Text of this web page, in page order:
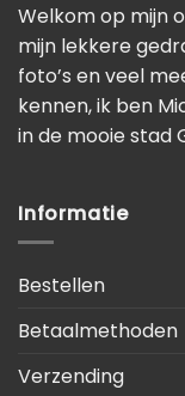
Welkom op mijn
mijn lekkere
foto’s en veel
kennen, ik ben
in de mooie stad
Informatie
Bestellen
Betaalmethoden
Verzending